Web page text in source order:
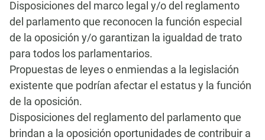
Disposiciones del marco legal y/o del reglamento
del parlamento que reconocen la función especial
de la oposición y/o garantizan la igualdad de trato
para todos los parlamentarios.
Propuestas de leyes o enmiendas a la legislación
existente que podrían afectar el estatus y la función
de la oposición.
Disposiciones del reglamento del parlamento que
brindan a la oposición oportunidades de contribuir a